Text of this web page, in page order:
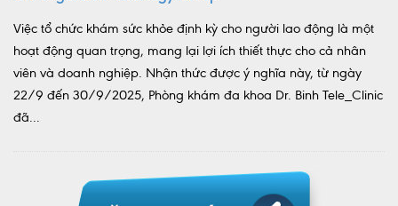
Việc tổ chức khám sức khỏe định kỳ cho người lao động là một
hoạt động quan trọng, mang lại lợi ích thiết thực cho cả nhân
viên và doanh nghiệp. Nhận thức được ý nghĩa này, từ ngày
22/9 đến 30/9/2025, Phòng khám đa khoa Dr. Binh Tele_Clinic
đã...